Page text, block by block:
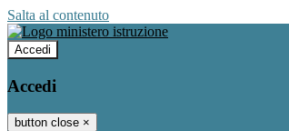
Salta al contenuto
Accedi
Accedi
button close ×